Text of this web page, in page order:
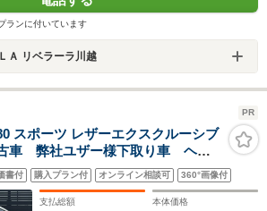
ランに付いています
Ａ リベラーラ川越
PR
スポーツ レザーエクスクルーシブ
車 弊社ユザー様下取り車 ヘッ
エアバランスパッケージ メモ
シートヒーター レーダーセーフ
カメラ エアサスペンション
書付 購入プラン付 オンライン相談可 360°画像付
支払総額 本体価格